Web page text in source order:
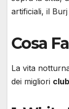
artificiali, il
Cosa
La vita
dei migliori